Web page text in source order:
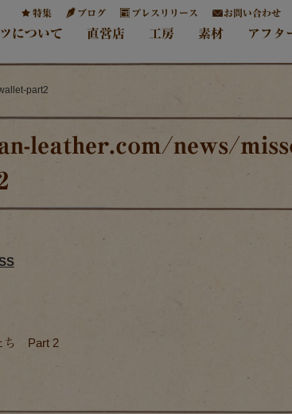
特集 ブログ プレスリリース お問い合わせ
について 直営店 工房 素材 アフタ
part2
leather.com/news/
ち Part 2